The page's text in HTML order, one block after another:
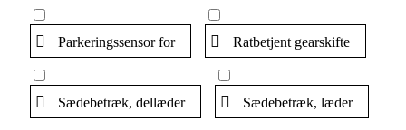
Parkeringssensor for Ratbetjent gearskifte
Sædebetræk, dellæder Sædebetræk, læder